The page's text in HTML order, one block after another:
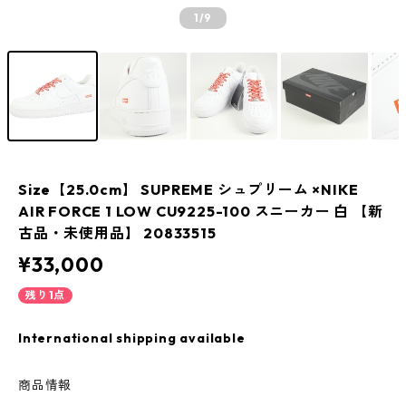
1/9
Size【25.0cm】 SUPREME シュプリーム ×NIKE
AIR FORCE 1 LOW CU9225-100 スニーカー 白 【新
古品・未使用品】 20833515
¥33,000
残り1点
International shipping available
商品情報